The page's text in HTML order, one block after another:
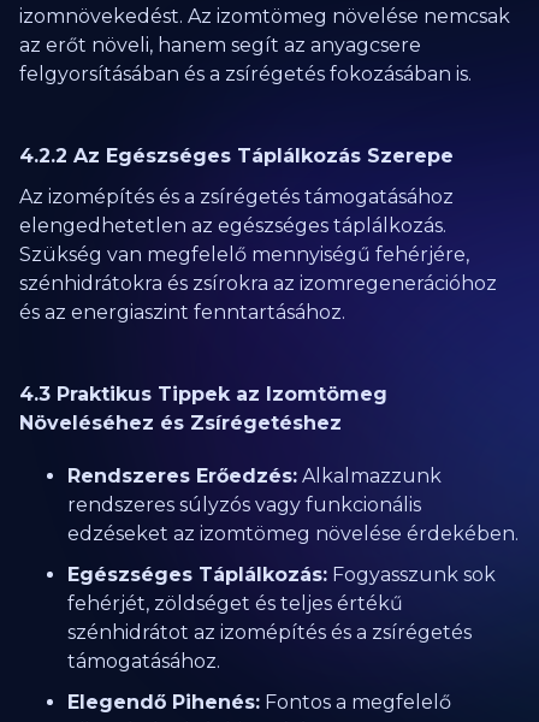
izomnövekedést. Az izomtömeg növelése nemcsak
az erőt növeli, hanem segít az anyagcsere
felgyorsításában és a zsírégetés fokozásában is.
4.2.2 Az Egészséges Táplálkozás Szerepe
Az izomépítés és a zsírégetés támogatásához
elengedhetetlen az egészséges táplálkozás.
Szükség van megfelelő mennyiségű fehérjére,
szénhidrátokra és zsírokra az izomregenerációhoz
és az energiaszint fenntartásához.
4.3 Praktikus Tippek az Izomtömeg
Növeléséhez és Zsírégetéshez
Rendszeres Erőedzés: Alkalmazzunk
rendszeres súlyzós vagy funkcionális
edzéseket az izomtömeg növelése érdekében.
Egészséges Táplálkozás: Fogyasszunk sok
fehérjét, zöldséget és teljes értékű
szénhidrátot az izomépítés és a zsírégetés
támogatásához.
Elegendő Pihenés: Fontos a megfelelő